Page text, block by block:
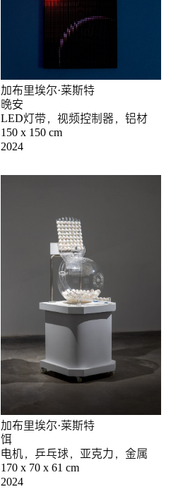
加布里埃尔·莱斯特
晚安
LED灯带，视频控制器，铝材
150 x 150 cm
2024
加布里埃尔·莱斯特
饵
电机，乒乓球，亚克力，金属
170 x 70 x 61 cm
2024